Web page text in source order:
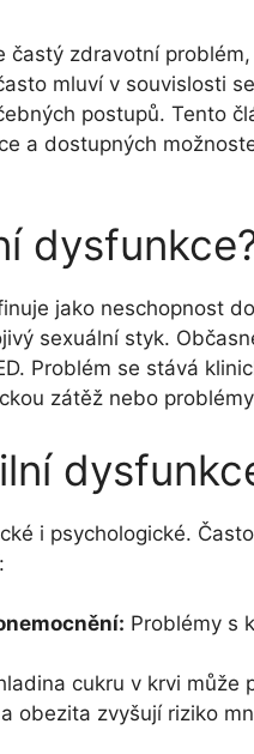
častý zdravotní
mluví v souvislosti
postupů. Tento
a dostupných
jako neschopnost
sexuální styk.
Problém se stává
zátěž nebo
i psychologické.
Problémy s
cukru v krvi může
obezita zvyšují riziko